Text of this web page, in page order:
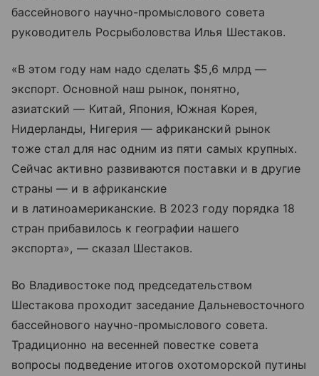
бассейнового научно-промыслового совета
руководитель Росрыболовства Илья Шестаков.
«В этом году нам надо сделать $5,6 млрд —
экспорт. Основной наш рынок, понятно,
азиатский — Китай, Япония, Южная Корея,
Нидерланды, Нигерия — африканский рынок
тоже стал для нас одним из пяти самых крупных.
Сейчас активно развиваются поставки и в другие
страны — и в африканские
и в латиноамериканские. В 2023 году порядка 18
стран прибавилось к географии нашего
экспорта», — сказал Шестаков.
Во Владивостоке под председательством
Шестакова проходит заседание Дальневосточного
бассейнового научно-промыслового совета.
Традиционно на весенней повестке совета
вопросы подведение итогов охотоморской путины